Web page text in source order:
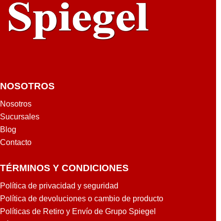
NOSOTROS
Nosotros
Sucursales
Blog
Contacto
TÉRMINOS Y CONDICIONES
Política de privacidad y seguridad
Política de devoluciones o cambio de producto
Políticas de Retiro y Envío de Grupo Spiegel